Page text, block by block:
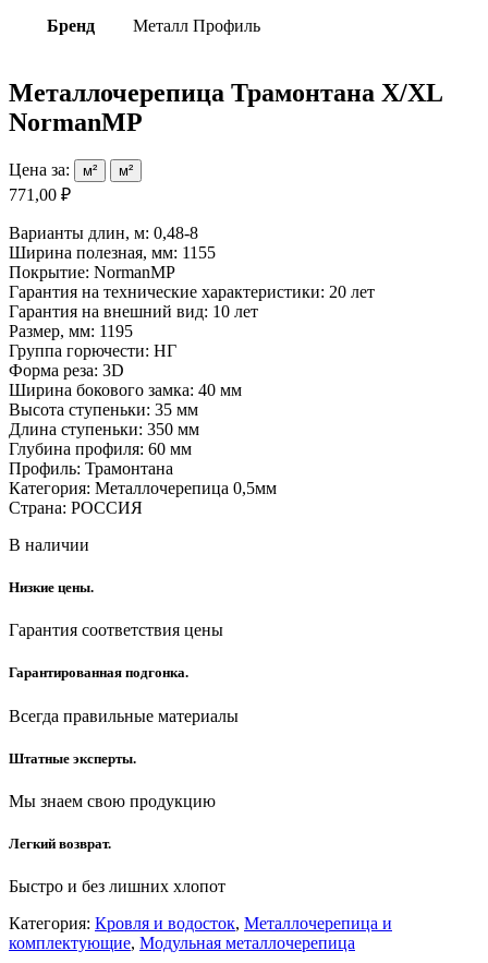
Бренд Металл Профиль
Металлочерепица Трамонтана X/XL
NormanMP
Цена за: м² м²
771,00 ₽
Варианты длин, м: 0,48-8
Ширина полезная, мм: 1155
Покрытие: NormanMP
Гарантия на технические характеристики: 20 лет
Гарантия на внешний вид: 10 лет
Размер, мм: 1195
Группа горючести: НГ
Форма реза: 3D
Ширина бокового замка: 40 мм
Высота ступеньки: 35 мм
Длина ступеньки: 350 мм
Глубина профиля: 60 мм
Профиль: Трамонтана
Категория: Металлочерепица 0,5мм
Страна: РОССИЯ
В наличии
Низкие цены.
Гарантия соответствия цены
Гарантированная подгонка.
Всегда правильные материалы
Штатные эксперты.
Мы знаем свою продукцию
Легкий возврат.
Быстро и без лишних хлопот
Категория: Кровля и водосток, Металлочерепица и
комплектующие, Модульная металлочерепица